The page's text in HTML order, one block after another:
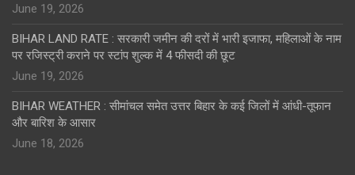
June 19, 2026
BIHAR LAND RATE : सरकारी जमीन की दरों में भारी इजाफा, महिलाओं के नाम
पर रजिस्ट्री कराने पर स्टांप शुल्क में 4 फीसदी की छूट
June 19, 2026
BIHAR WEATHER : सीमांचल समेत उत्तर बिहार के कई जिलों में आंधी-तूफान
और बारिश के आसार
June 18, 2026